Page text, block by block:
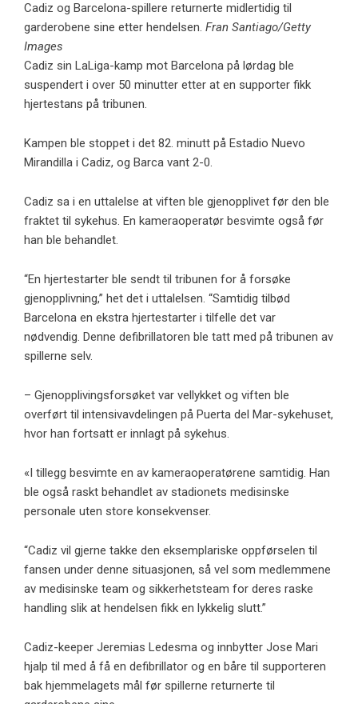
Cadiz og Barcelona-spillere returnerte midlertidig til
garderobene sine etter hendelsen. Fran Santiago/Getty
Images
Cadiz sin LaLiga-kamp mot Barcelona på lørdag ble
suspendert i over 50 minutter etter at en supporter fikk
hjertestans på tribunen.
Kampen ble stoppet i det 82. minutt på Estadio Nuevo
Mirandilla i Cadiz, og Barca vant 2-0.
Cadiz sa i en uttalelse at viften ble gjenopplivet før den ble
fraktet til sykehus. En kameraoperatør besvimte også før
han ble behandlet.
“En hjertestarter ble sendt til tribunen for å forsøke
gjenopplivning,” het det i uttalelsen. “Samtidig tilbød
Barcelona en ekstra hjertestarter i tilfelle det var
nødvendig. Denne defibrillatoren ble tatt med på tribunen av
spillerne selv.
– Gjenopplivingsforsøket var vellykket og viften ble
overført til intensivavdelingen på Puerta del Mar-sykehuset,
hvor han fortsatt er innlagt på sykehus.
«I tillegg besvimte en av kameraoperatørene samtidig. Han
ble også raskt behandlet av stadionets medisinske
personale uten store konsekvenser.
“Cadiz vil gjerne takke den eksemplariske oppførselen til
fansen under denne situasjonen, så vel som medlemmene
av medisinske team og sikkerhetsteam for deres raske
handling slik at hendelsen fikk en lykkelig slutt.”
Cadiz-keeper Jeremias Ledesma og innbytter Jose Mari
hjalp til med å få en defibrillator og en båre til supporteren
bak hjemmelagets mål før spillerne returnerte til